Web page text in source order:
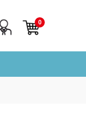
0